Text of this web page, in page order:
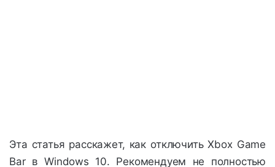
Эта статья расскажет, как отключить Xbox Game
Bar в Windows 10. Рекомендуем не полностью